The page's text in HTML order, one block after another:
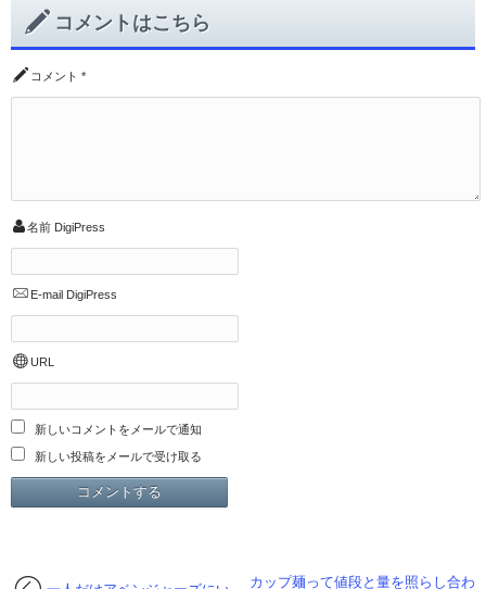
コメントはこちら
コメント *
名前 DigiPress
E-mail DigiPress
URL
新しいコメントをメールで通知
新しい投稿をメールで受け取る
カップ麺って値段と量を照らし合わ